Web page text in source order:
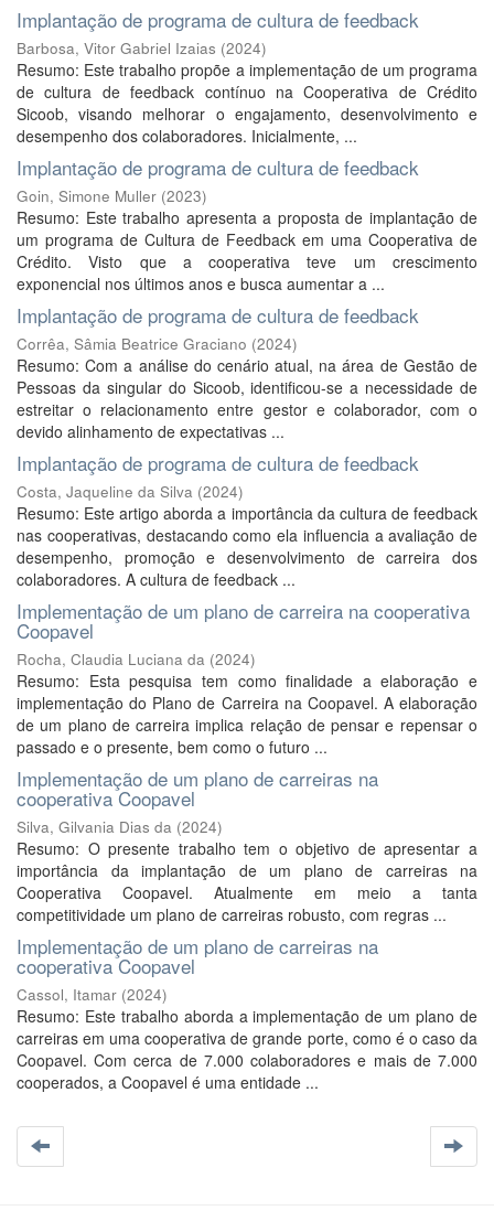
Implantação de programa de cultura de feedback
Barbosa, Vitor Gabriel Izaias (2024)
Resumo: Este trabalho propõe a implementação de um programa
de cultura de feedback contínuo na Cooperativa de Crédito
Sicoob, visando melhorar o engajamento, desenvolvimento e
desempenho dos colaboradores. Inicialmente, ...
Implantação de programa de cultura de feedback
Goin, Simone Muller (2023)
Resumo: Este trabalho apresenta a proposta de implantação de
um programa de Cultura de Feedback em uma Cooperativa de
Crédito. Visto que a cooperativa teve um crescimento
exponencial nos últimos anos e busca aumentar a ...
Implantação de programa de cultura de feedback
Corrêa, Sâmia Beatrice Graciano (2024)
Resumo: Com a análise do cenário atual, na área de Gestão de
Pessoas da singular do Sicoob, identificou-se a necessidade de
estreitar o relacionamento entre gestor e colaborador, com o
devido alinhamento de expectativas ...
Implantação de programa de cultura de feedback
Costa, Jaqueline da Silva (2024)
Resumo: Este artigo aborda a importância da cultura de feedback
nas cooperativas, destacando como ela influencia a avaliação de
desempenho, promoção e desenvolvimento de carreira dos
colaboradores. A cultura de feedback ...
Implementação de um plano de carreira na cooperativa
Coopavel
Rocha, Claudia Luciana da (2024)
Resumo: Esta pesquisa tem como finalidade a elaboração e
implementação do Plano de Carreira na Coopavel. A elaboração
de um plano de carreira implica relação de pensar e repensar o
passado e o presente, bem como o futuro ...
Implementação de um plano de carreiras na
cooperativa Coopavel
Silva, Gilvania Dias da (2024)
Resumo: O presente trabalho tem o objetivo de apresentar a
importância da implantação de um plano de carreiras na
Cooperativa Coopavel. Atualmente em meio a tanta
competitividade um plano de carreiras robusto, com regras ...
Implementação de um plano de carreiras na
cooperativa Coopavel
Cassol, Itamar (2024)
Resumo: Este trabalho aborda a implementação de um plano de
carreiras em uma cooperativa de grande porte, como é o caso da
Coopavel. Com cerca de 7.000 colaboradores e mais de 7.000
cooperados, a Coopavel é uma entidade ...